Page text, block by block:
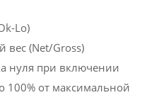
Lo)
(Net/Gross)
нуля при включении
100% от максимальной